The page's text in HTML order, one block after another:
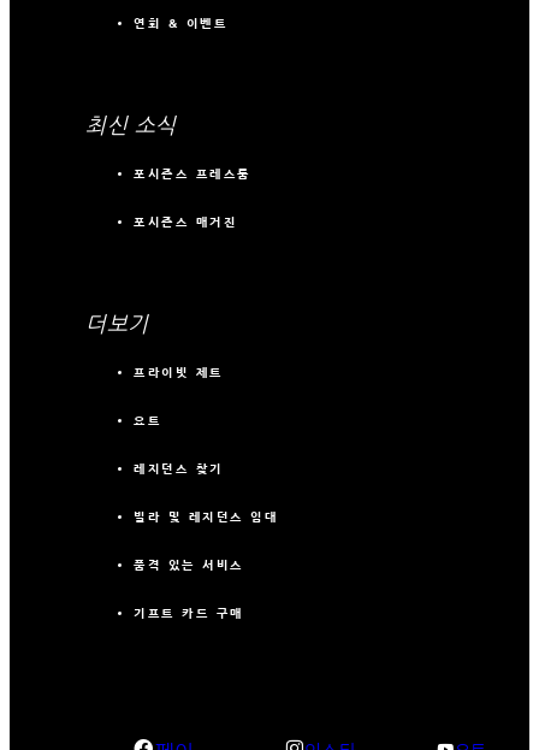
연회 & 이벤트
최신 소식
포시즌스 프레스룸
포시즌스 매거진
더보기
프라이빗 제트
요트
레지던스 찾기
빌라 및 레지던스 임대
품격 있는 서비스
기프트 카드 구매